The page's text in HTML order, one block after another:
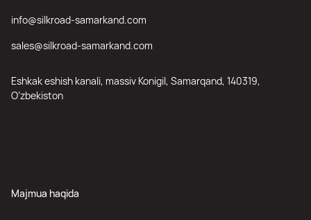
Majmua haqida
info@silkroad-samarkand.com
sales@silkroad-samarkand.com
Eshkak eshish kanali, massiv Konigil, Samarqand, 140319,
O’zbekiston